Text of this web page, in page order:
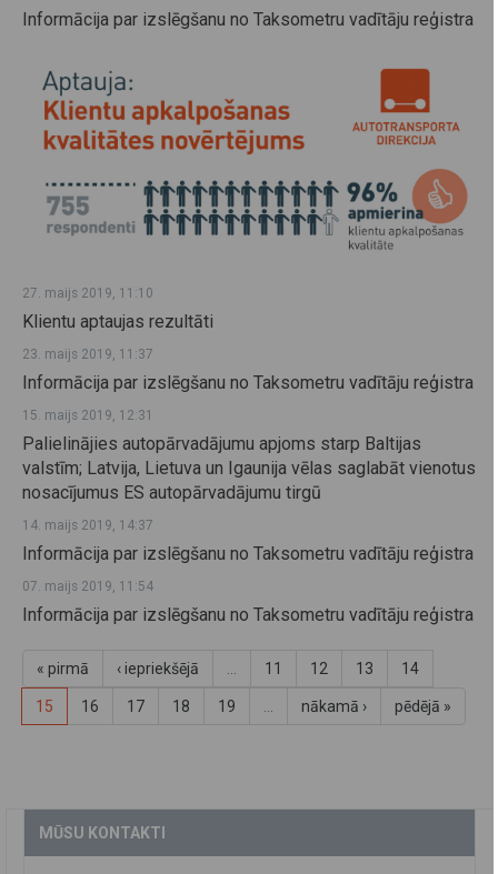
Informācija par izslēgšanu no Taksometru vadītāju reģistra
27. maijs 2019, 11:10
Klientu aptaujas rezultāti
23. maijs 2019, 11:37
Informācija par izslēgšanu no Taksometru vadītāju reģistra
15. maijs 2019, 12:31
Palielinājies autopārvadājumu apjoms starp Baltijas
valstīm; Latvija, Lietuva un Igaunija vēlas saglabāt vienotus
nosacījumus ES autopārvadājumu tirgū
14. maijs 2019, 14:37
Informācija par izslēgšanu no Taksometru vadītāju reģistra
07. maijs 2019, 11:54
Informācija par izslēgšanu no Taksometru vadītāju reģistra
« pirmā ‹ iepriekšējā … 11 12 13 14
15 16 17 18 19 … nākamā › pēdējā »
MŪSU KONTAKTI